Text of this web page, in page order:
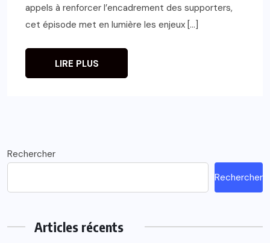
appels à renforcer l’encadrement des supporters,
cet épisode met en lumière les enjeux […]
LIRE PLUS
Rechercher
Rechercher
Articles récents